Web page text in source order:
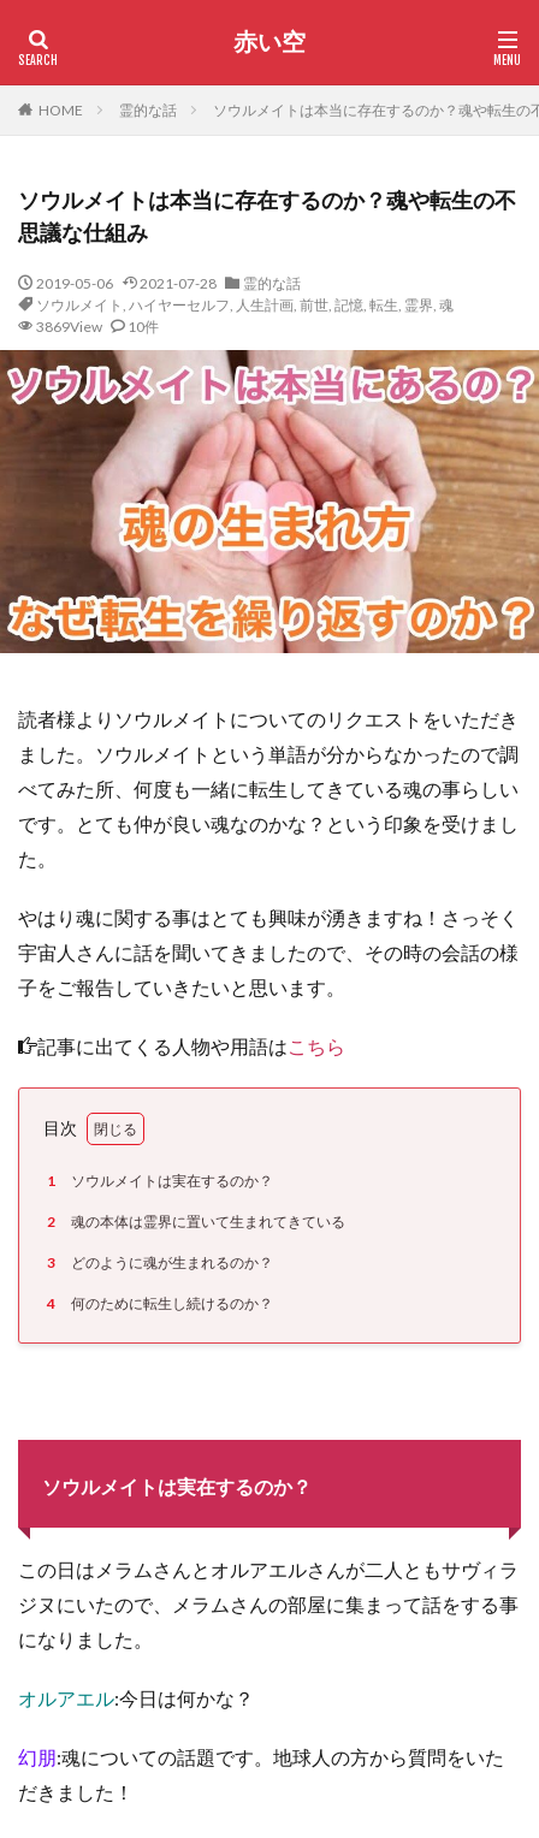
赤い空
HOME 霊的な話 ソウルメイトは本当に存在するのか？魂や転生の
ソウルメイトは本当に存在するのか？魂や転生の不
思議な仕組み
2019-05-06 2021-07-28
霊的な話
ソウルメイト , ハイヤーセルフ, 人生計画, 前世, 記憶, 転生, 霊界, 魂
3869View
10件
読者様よりソウルメイトについてのリクエストをいただき
ました。ソウルメイトという単語が分からなかったので調
べてみた所、何度も一緒に転生してきている魂の事らしい
です。とても仲が良い魂なのかな？という印象を受けまし
た。
やはり魂に関する事はとても興味が湧きますね！さっそく
宇宙人さんに話を聞いてきましたので、その時の会話の様
子をご報告していきたいと思います。
記事に出てくる人物や用語はこちら
目次
1 ソウルメイトは実在するのか？
2 魂の本体は霊界に置いて生まれてきている
3 どのように魂が生まれるのか？
4 何のために転生し続けるのか？
ソウルメイトは実在するのか？
この日はメラムさんとオルアエルさんが二人ともサヴィラ
ジヌにいたので、メラムさんの部屋に集まって話をする事
になりました。
オルアエル:今日は何かな？
幻朋:魂についての話題です。地球人の方から質問をいた
だきました！